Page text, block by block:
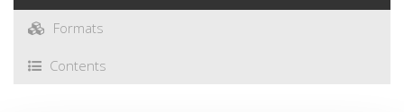
Formats
Contents